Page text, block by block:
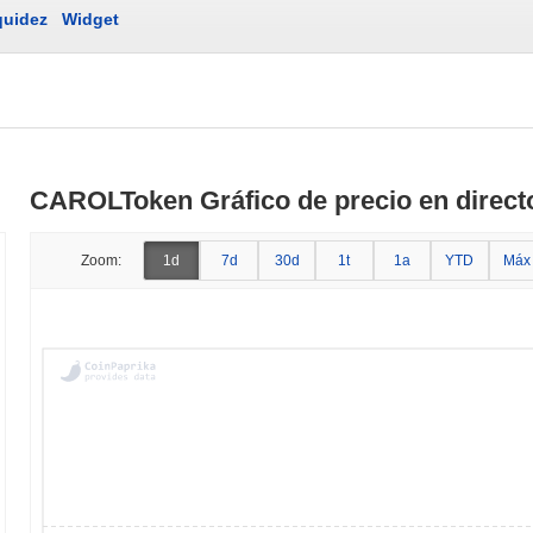
Widget
CAROLToken Gráfico de precio en
Zoom: 1d 7d 30d 1t 1a YTD Máx